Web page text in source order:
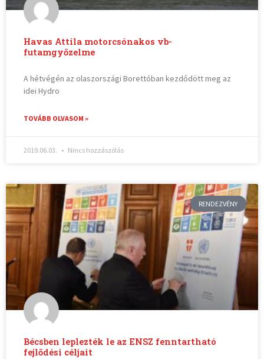
Havas Attila motorcsónakos vb-
futamgyőzelme
A hétvégén az olaszországi Borettóban kezdődött meg az
idei Hydro
TOVÁBB OLVASOM »
2019.06.03. Nincs hozzászólás
RENDEZVÉNY
Bécsben leplezték le az ENSZ fenntartható
fejlődési céljait